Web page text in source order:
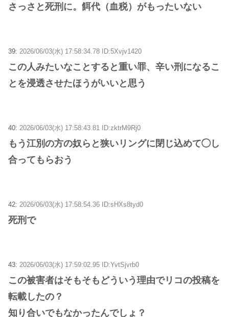
さっさと死刑に。餌代（血税）がもったいない
39: 2026/06/03(水) 17:58:34.78 ID:5Xvjv1420
この人みたいなことすると重い罪、辛い刑になるこ
とを浸透させたほうがいいと思う
40: 2026/06/03(水) 17:58:43.81 ID:zktrM9Rj0
もう江別の方の奴らと狭いリングに閉じ込めて◯し
合ってもらおう
42: 2026/06/03(水) 17:58:54.36 ID:sHXs8tyd0
死刑で
43: 2026/06/03(水) 17:59:02.95 ID:YvtSjvrb0
この被害者はそもそもどういう理由でリコの投稿を
転載したの？
知り合いでもなかったんでしょ？